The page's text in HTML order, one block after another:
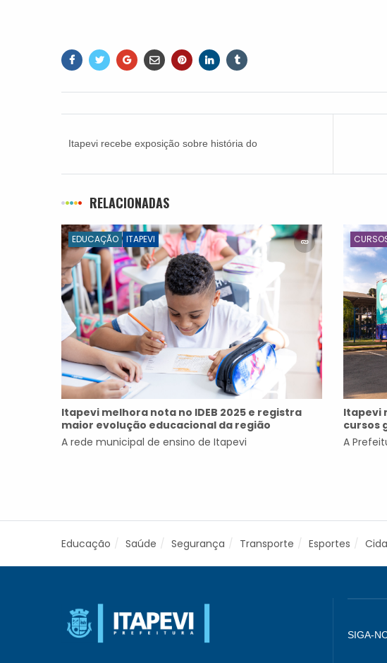
Itapevi recebe exposição sobre história do
RELACIONADAS
EDUCAÇÃO ITAPEVI
Itapevi melhora nota no IDEB 2025 e registra
maior evolução educacional da região
A rede municipal de ensino de Itapevi
Itapevi
cursos
A
Educação Saúde Segurança Transporte Esportes
SIGA-